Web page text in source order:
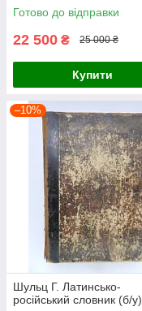
Готово до відправки
22 500 ₴ 25 000 ₴
Купити
–10%
Шульц Г. Латинсько-
російський словник (б/у).